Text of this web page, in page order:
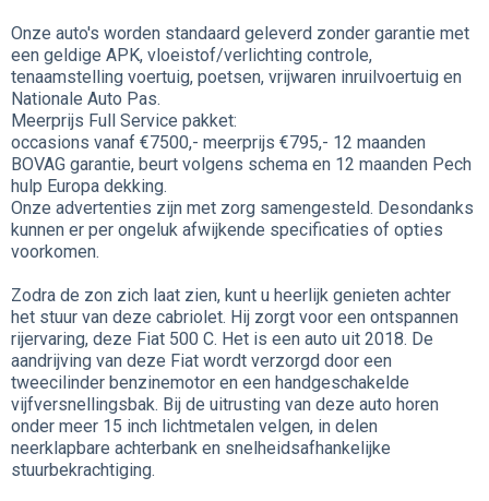
Onze auto's worden standaard geleverd zonder garantie met
een geldige APK, vloeistof/verlichting controle,
tenaamstelling voertuig, poetsen, vrijwaren inruilvoertuig en
Nationale Auto Pas.
Meerprijs Full Service pakket:
occasions vanaf €7500,- meerprijs €795,- 12 maanden
BOVAG garantie, beurt volgens schema en 12 maanden Pech
hulp Europa dekking.
Onze advertenties zijn met zorg samengesteld. Desondanks
kunnen er per ongeluk afwijkende specificaties of opties
voorkomen.
Zodra de zon zich laat zien, kunt u heerlijk genieten achter
het stuur van deze cabriolet. Hij zorgt voor een ontspannen
rijervaring, deze Fiat 500 C. Het is een auto uit 2018. De
aandrijving van deze Fiat wordt verzorgd door een
tweecilinder benzinemotor en een handgeschakelde
vijfversnellingsbak. Bij de uitrusting van deze auto horen
onder meer 15 inch lichtmetalen velgen, in delen
neerklapbare achterbank en snelheidsafhankelijke
stuurbekrachtiging.